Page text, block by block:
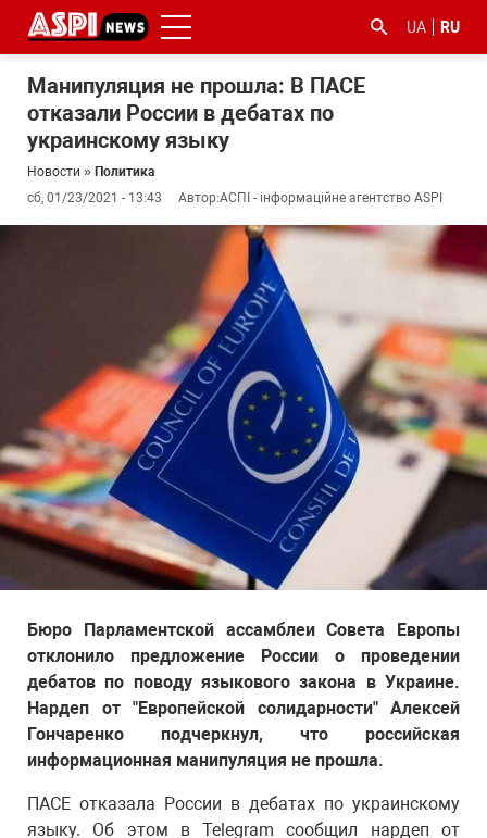
UA RU
Манипуляция не прошла: В ПАСЕ
отказали России в дебатах по
украинскому языку
Новости » Политика
сб, 01/23/2021 - 13:43
Автор:АСПІ - інформаційне агентство ASPI
Бюро Парламентской ассамблеи Совета Европы
отклонило предложение России о проведении
дебатов по поводу языкового закона в Украине.
Нардеп от "Европейской солидарности" Алексей
Гончаренко подчеркнул, что российская
информационная манипуляция не прошла.
ПАСЕ отказала России в дебатах по украинскому
языку. Об этом в Telegram сообщил нардеп от
#гфс #Киев #коронавірус